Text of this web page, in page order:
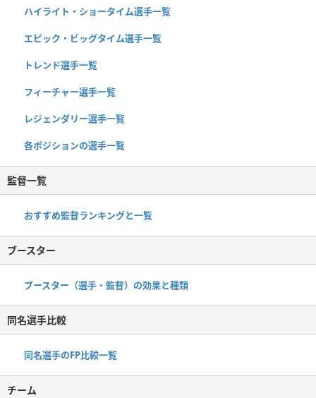
ハイライト・ショータイム選手一覧
エピック・ビッグタイム選手一覧
トレンド選手一覧
フィーチャー選手一覧
レジェンダリー選手一覧
各ポジションの選手一覧
監督一覧
おすすめ監督ランキングと一覧
ブースター
ブースター（選手・監督）の効果と種類
同名選手比較
同名選手のFP比較一覧
チーム